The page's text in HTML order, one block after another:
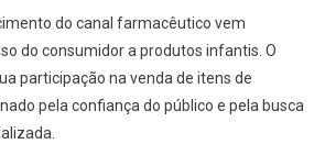
do canal farmacêutico vem
do consumidor a produtos infantis. O
participação na venda de itens de
pela confiança do público e pela busca